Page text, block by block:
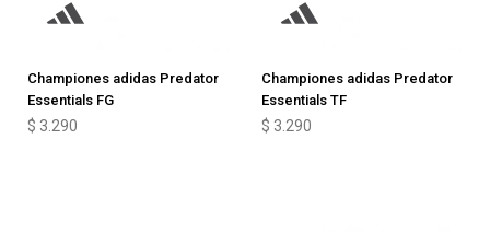
Championes adidas Predator
Essentials FG
$ 3.290
Championes adidas Predator
Essentials TF
$ 3.290